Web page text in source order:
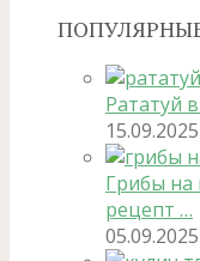
Рататуй
15.09.2025
Грибы на
рецепт …
05.09.2025